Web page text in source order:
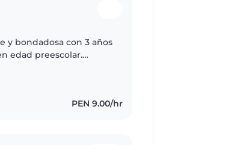
y bondadosa con 3 años
edad preescolar.
PEN 9.00/hr